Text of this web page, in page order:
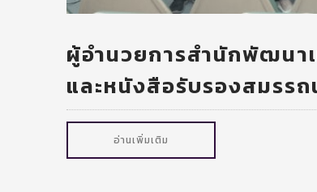
ผู้อำนวยการสำนักพัฒน
และหนังสือรับรองสมรร
อ่านเพิ่มเติม